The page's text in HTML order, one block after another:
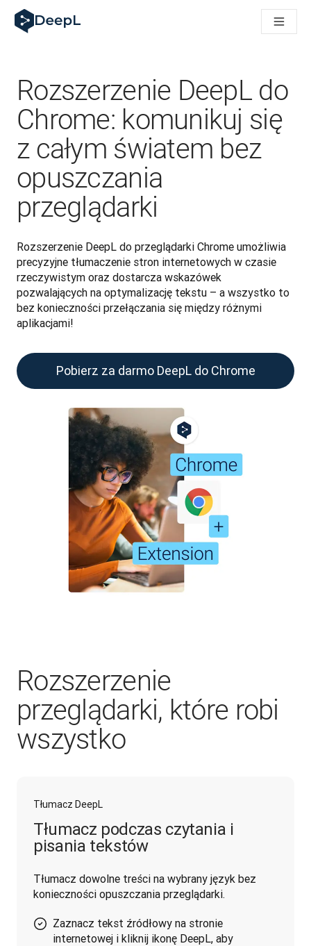
DeepL dla agentów AI
Translation Flow w DeepL: Nowe procesy oparte na AI dla
Jak zrozumieć zaufanie do technologii językowej AI w
Jak tworzymy system oceny jakości tłumaczeń dla DeepL
Od tłumaczeń po platformę głosową w czasie rzeczywistym
Building an instantly accessible voice demo with DeepL
Rozszerzenie DeepL do
Chrome: komunikuj się
z całym światem bez
opuszczania
przeglądarki
Rozszerzenie DeepL do przeglądarki Chrome umożliwia
precyzyjne tłumaczenie stron internetowych w czasie
rzeczywistym oraz dostarcza wskazówek
pozwalających na optymalizację tekstu – a wszystko to
bez konieczności przełączania się między różnymi
aplikacjami!
Pobierz za darmo DeepL do Chrome
Rozszerzenie
przeglądarki, które robi
wszystko
Tłumacz DeepL
Tłumacz podczas czytania i
pisania tekstów
Tłumacz dowolne treści na wybrany język bez
konieczności opuszczania przeglądarki.
Zaznacz tekst źródłowy na stronie
internetowej i kliknij ikonę DeepL, aby